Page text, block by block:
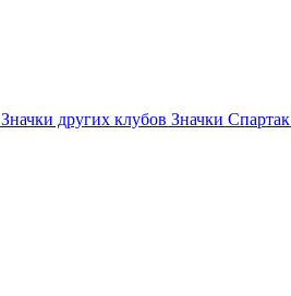
Значки других клубов Значки Спартак